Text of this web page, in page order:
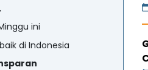
ini
di Indonesia